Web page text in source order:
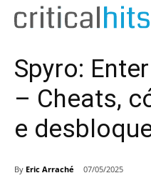
Spyro:
– Cheats,
e
By Eric Arraché 07/05/2025